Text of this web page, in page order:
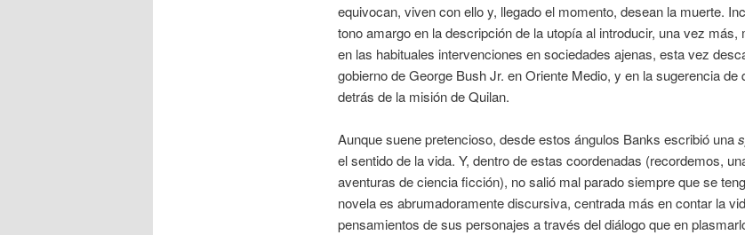
equivocan, viven con ello y, llegado el momento, desean la muerte.
tono amargo en la descripción de la utopía al introducir, una vez más,
en las habituales intervenciones en sociedades ajenas, esta vez
gobierno de George Bush Jr. en Oriente Medio, y en la sugerencia de
detrás de la misión de Quilan.
Aunque suene pretencioso, desde estos ángulos Banks escribió una
el sentido de la vida. Y, dentro de estas coordenadas (recordemos,
aventuras de ciencia ficción), no salió mal parado siempre que se
novela es abrumadoramente discursiva, centrada más en contar la
pensamientos de sus personajes a través del diálogo que en